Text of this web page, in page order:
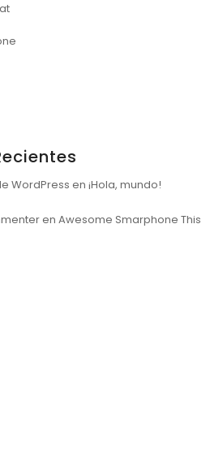
WordPress en ¡Hola, mundo!
en Awesome Smarphone This